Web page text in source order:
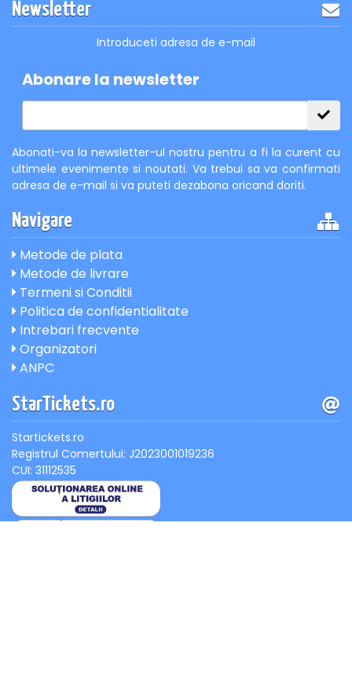
Newsletter
Introduceti adresa de e-mail
Abonare la newsletter
Abonati-va la newsletter-ul nostru pentru a fi la curent cu
ultimele evenimente si noutati. Va trebui sa va confirmati
adresa de e-mail si va puteti dezabona oricand doriti.
Navigare
Metode de plata
Metode de livrare
Termeni si Conditii
Politica de confidentialitate
Intrebari frecvente
Organizatori
ANPC
StarTickets.ro
Startickets.ro
Registrul Comertului: J2023001019236
CUI: 31112535